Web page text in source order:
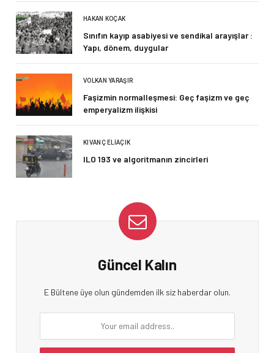
HAKAN KOÇAK
Sınıfın kayıp asabiyesi ve sendikal arayışlar :
Yapı, dönem, duygular
VOLKAN YARAŞIR
Faşizmin normalleşmesi: Geç faşizm ve geç
emperyalizm ilişkisi
KIVANÇ ELIAÇIK
ILO 193 ve algoritmanın zincirleri
Güncel Kalın
E Bültene üye olun gündemden ilk siz haberdar olun.